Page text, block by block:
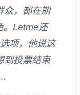
众，都在期
。Letme还
项，他说这
到投票结束